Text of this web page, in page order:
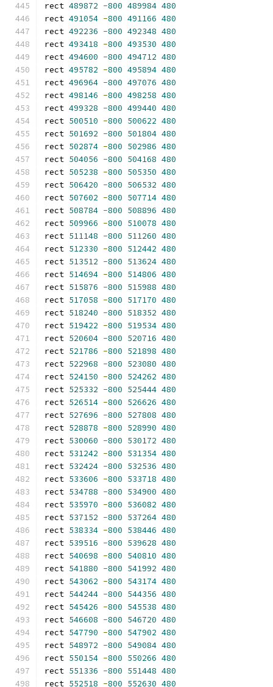
rect 489872 -800 489984 480
rect 491054 -800 491166 480
rect 492236 -800 492348 480
rect 493418 -800 493530 480
rect 494600 -800 494712 480
rect 495782 -800 495894 480
rect 496964 -800 497076 480
rect 498146 -800 498258 480
rect 499328 -800 499440 480
rect 500510 -800 500622 480
rect 501692 -800 501804 480
rect 502874 -800 502986 480
rect 504056 -800 504168 480
rect 505238 -800 505350 480
rect 506420 -800 506532 480
rect 507602 -800 507714 480
rect 508784 -800 508896 480
rect 509966 -800 510078 480
rect 511148 -800 511260 480
rect 512330 -800 512442 480
rect 513512 -800 513624 480
rect 514694 -800 514806 480
rect 515876 -800 515988 480
rect 517058 -800 517170 480
rect 518240 -800 518352 480
rect 519422 -800 519534 480
rect 520604 -800 520716 480
rect 521786 -800 521898 480
rect 522968 -800 523080 480
rect 524150 -800 524262 480
rect 525332 -800 525444 480
rect 526514 -800 526626 480
rect 527696 -800 527808 480
rect 528878 -800 528990 480
rect 530060 -800 530172 480
rect 531242 -800 531354 480
rect 532424 -800 532536 480
rect 533606 -800 533718 480
rect 534788 -800 534900 480
rect 535970 -800 536082 480
rect 537152 -800 537264 480
rect 538334 -800 538446 480
rect 539516 -800 539628 480
rect 540698 -800 540810 480
rect 541880 -800 541992 480
rect 543062 -800 543174 480
rect 544244 -800 544356 480
rect 545426 -800 545538 480
rect 546608 -800 546720 480
rect 547790 -800 547902 480
rect 548972 -800 549084 480
rect 550154 -800 550266 480
rect 551336 -800 551448 480
rect 552518 -800 552630 480